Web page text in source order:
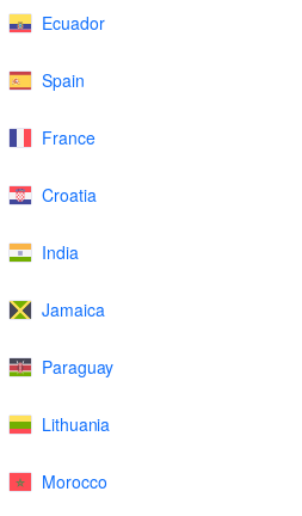
Ecuador
Spain
France
Croatia
India
Jamaica
Paraguay
Lithuania
Morocco